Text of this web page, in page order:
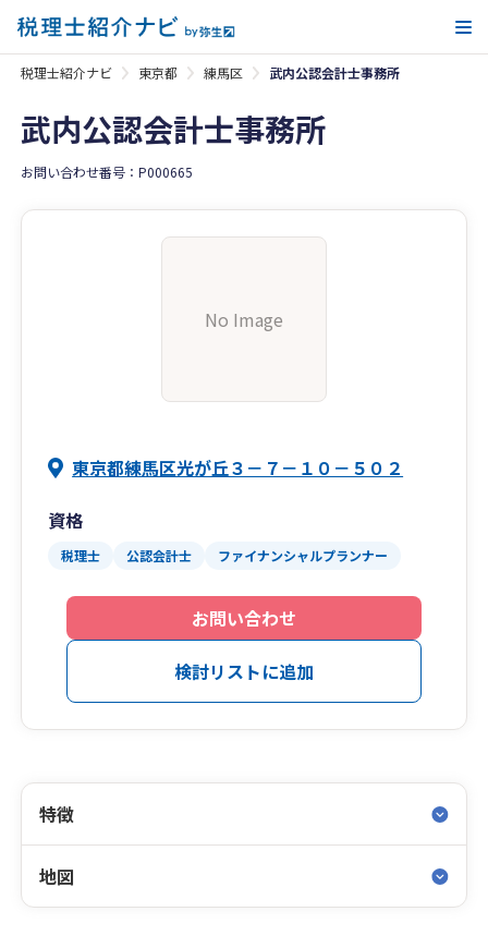
税理士紹介ナビ 東京都 練馬区 武内公認会計士事務所
武内公認会計士事務所
お問い合わせ番号：P000665
No Image
東京都練馬区光が丘３－７－１０－５０２
資格
税理士 公認会計士 ファイナンシャルプランナー
お問い合わせ
検討リストに追加
特徴
地図